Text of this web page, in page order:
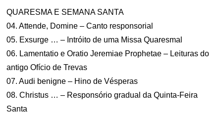
QUARESMA E SEMANA SANTA
04. Attende, Domine – Canto responsorial
05. Exsurge … – Intróito de uma Missa Quaresmal
06. Lamentatio e Oratio Jeremiae Prophetae – Leituras do
antigo Ofício de Trevas
07. Audi benigne – Hino de Vésperas
08. Christus … – Responsório gradual da Quinta-Feira
Santa